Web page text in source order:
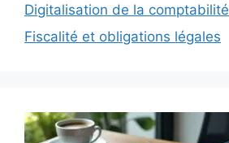
Digitalisation de la comptabilité
Fiscalité et obligations légales